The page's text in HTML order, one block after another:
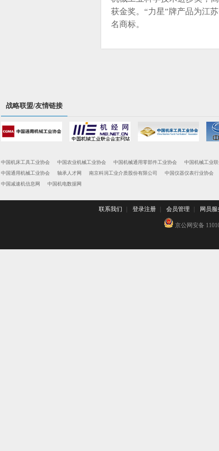
获金奖。“力星”牌产品为江
名商标。
战略联盟/友情链接
中国机床工具工业协会 中国农业机械工业协会 中国机械通用零部件工业协会
中国机械工业
中国通用机械工业协会
轴承人才网 南京科润工业介质股份有限公司
中国仪器仪表行业协会
中国减速机信息网
中国机电数据网
联系我们 登录注册 会员管理 网员服
京公网安备